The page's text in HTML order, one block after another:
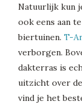
Natuurlijk kun
ook eens aan
biertuinen. T-
verborgen.
dakterras is
uitzicht over
vind je het